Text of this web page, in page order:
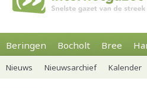
Beringen Bocholt Bree
Nieuws Nieuwsarchief Kalender